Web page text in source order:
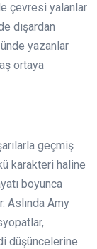
çevresi yalanlar
dışardan
yazanlar
ortaya
geçmiş
karakteri haline
boyunca
Aslında Amy
düşüncelerine